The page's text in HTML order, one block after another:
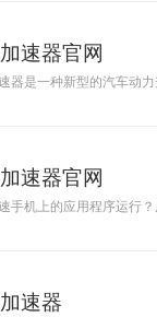
速器官网
器是一种新型的汽车动
速器官网
手机上的应用程序运行
速器